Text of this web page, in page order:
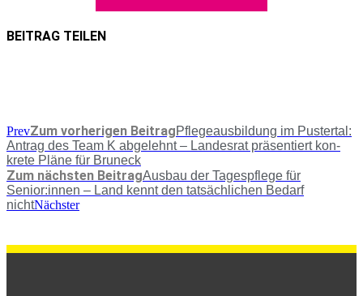
BEITRAG TEILEN
PrevZum vorherigen BeitragPfle­ge­aus­bil­dung im Pus­ter­tal:
Antrag des Team K abge­lehnt – Lan­des­rat prä­sen­tiert kon­
kre­te Plä­ne für Bruneck
Zum nächsten BeitragAus­bau der Tages­pfle­ge für
Senior:innen – Land kennt den tat­säch­li­chen Bedarf
nichtNächster